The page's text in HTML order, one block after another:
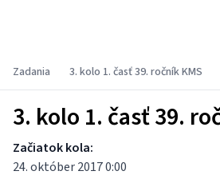
Zadania 3. kolo 1. časť 39. ročník KMS
3. kolo 1. časť 39.
Začiatok kola:
24. október 2017 0:00